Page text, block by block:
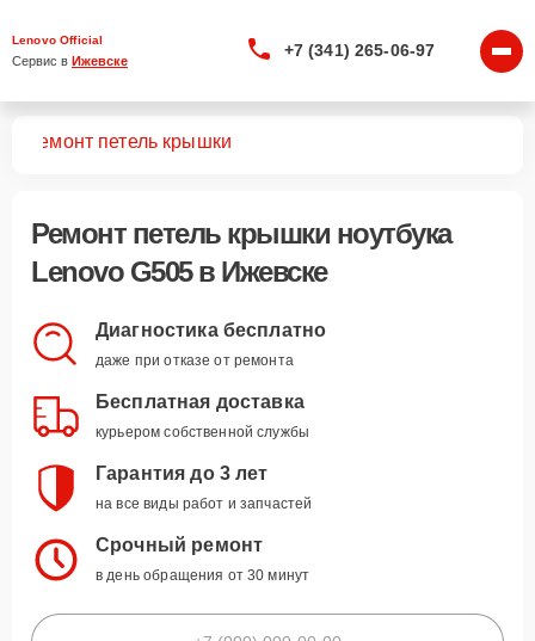
Lenovo Official
Сервис в Ижевске
+7 (341) 265-06-97
Ремонт петель крышки
Ремонт петель крышки ноутбука
Lenovo G505 в Ижевске
Диагностика бесплатно
даже при отказе от ремонта
Бесплатная доставка
курьером собственной службы
Гарантия до 3 лет
на все виды работ и запчастей
Срочный ремонт
в день обращения от 30 минут